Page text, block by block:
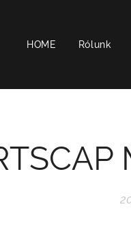
HOME Rólunk